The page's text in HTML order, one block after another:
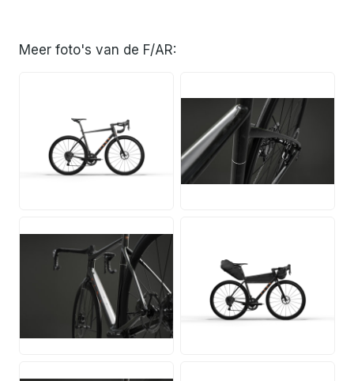
Meer foto's van de F/AR:
JPG